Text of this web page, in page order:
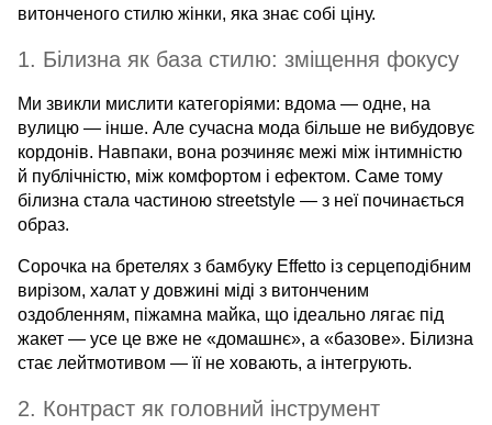
витонченого стилю жінки, яка знає собі ціну.
1. Білизна як база стилю: зміщення фокусу
Ми звикли мислити категоріями: вдома — одне, на
вулицю — інше. Але сучасна мода більше не вибудовує
кордонів. Навпаки, вона розчиняє межі між інтимністю
й публічністю, між комфортом і ефектом. Саме тому
білизна стала частиною streetstyle — з неї починається
образ.
Сорочка на бретелях з бамбуку Effetto із серцеподібним
вирізом, халат у довжині міді з витонченим
оздобленням, піжамна майка, що ідеально лягає під
жакет — усе це вже не «домашнє», а «базове». Білизна
стає лейтмотивом — її не ховають, а інтегрують.
2. Контраст як головний інструмент